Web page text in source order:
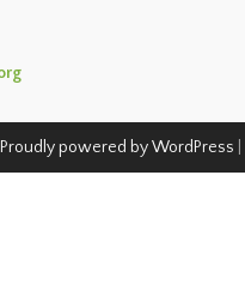
Proudly powered by WordPress